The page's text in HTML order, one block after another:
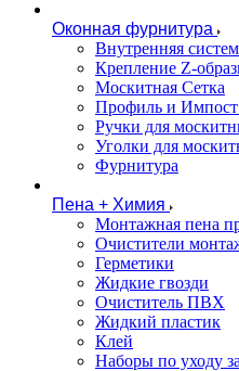
Оконная фурнитура
Внутренняя
Крепление Z-
Москитная Сетка
Профиль и Импост
Ручки для
Уголки для
Фурнитура
Пена + Химия
Монтажная пена
Очистители
Герметики
Жидкие гвозди
Очиститель ПВХ
Жидкий пластик
Клей
Наборы по уходу